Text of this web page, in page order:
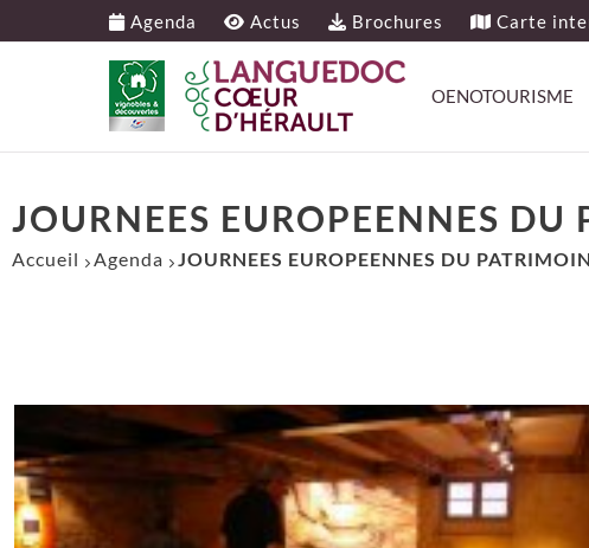
JOURNEES EUROPEENNES
Accueil Agenda JOURNEES EUROPEENNES DU
Agenda Actus Brochures Carte
OENOTOURISME